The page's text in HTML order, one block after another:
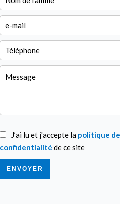
J’ai lu et j'accepte la politique de
confidentialité de ce site
ENVOYER